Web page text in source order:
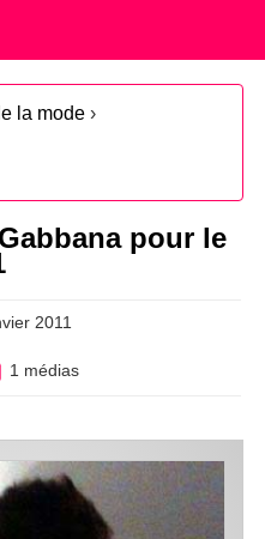
la mode ›
pour le
2011
1 médias